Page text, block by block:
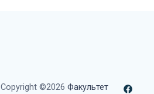
Copyright ©2026Факультет